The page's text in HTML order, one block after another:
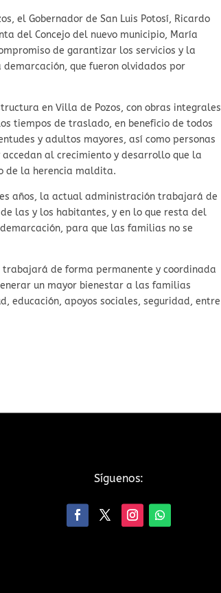
el Gobernador de San Luis Potosí, Ricardo
del Concejo del nuevo municipio, María
de garantizar los servicios y la
que fueron olvidados por
en Villa de Pozos, con obras integrales
tiempos de traslado, en beneficio de todos
y adultos mayores, así como personas
al crecimiento y desarrollo que la
de la herencia maldita.
años, la actual administración trabajará de
las y los habitantes, y en lo que resta del
para que las familias no se
de forma permanente y coordinada
un mayor bienestar a las familias
educación, apoyos sociales, seguridad, entre
Síguenos: